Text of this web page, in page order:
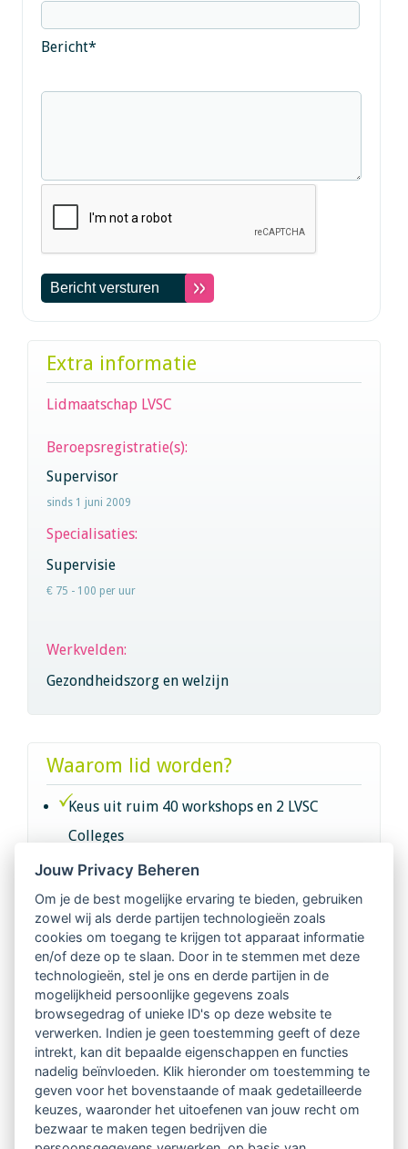
Bericht*
Extra informatie
Lidmaatschap LVSC
Beroepsregistratie(s):
Supervisor
sinds 1 juni 2009
Specialisaties:
Supervisie
€ 75 - 100 per uur
Werkvelden:
Gezondheidszorg en welzijn
Waarom lid worden?
Keus uit ruim 40 workshops en 2 LVSC
Colleges
Intervisie met geregistreerde vakgenoten
Netwerk van 2100 professionals in 14
regio's
Vindbaar voor opdrachtgevers
Tijdschrift voor
Begeleidingskunde & kennisbank
Beroepsregistratie (LVSC keurmerk)
Jouw Privacy Beheren
Om je de best mogelijke ervaring te bieden, gebruiken
zowel wij als derde partijen technologieën zoals
cookies om toegang te krijgen tot apparaat informatie
en/of deze op te slaan. Door in te stemmen met deze
technologieën, stel je ons en derde partijen in de
mogelijkheid persoonlijke gegevens zoals
browsegedrag of unieke ID's op deze website te
verwerken. Indien je geen toestemming geeft of deze
intrekt, kan dit bepaalde eigenschappen en functies
nadelig beïnvloeden. Klik hieronder om toestemming te
geven voor het bovenstaande of maak gedetailleerde
keuzes, waaronder het uitoefenen van jouw recht om
bezwaar te maken tegen bedrijven die